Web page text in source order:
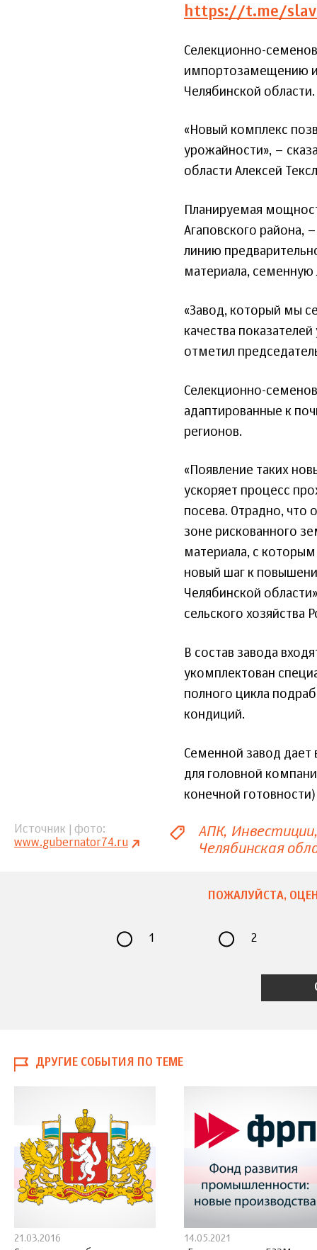
https://t.me/
Селекционно-
импортозамещению и
Челябинской области.
«Новый комплекс
урожайности», –
области Алексей
Планируемая
Агаповского района,
линию
материала, семенную
«Завод, который мы
качества
отметил
Селекционно-
адаптированные к
регионов.
«Появление таких
ускоряет процесс
посева. Отрадно, что
зоне рискованного
материала, с
новый шаг к
Челябинской
сельского хозяйства
В состав завода
укомплектован
полного цикла
кондиций.
Семенной завод дает
для головной
конечной
Источник | фото
www.gubernator74.ru
АПК Инвестиции
Челябинская
ПОЖАЛУЙСТА,
1 2
ДРУГИЕ СОБЫТИЯ ПО ТЕМЕ
21.03.2016
14.05.2021